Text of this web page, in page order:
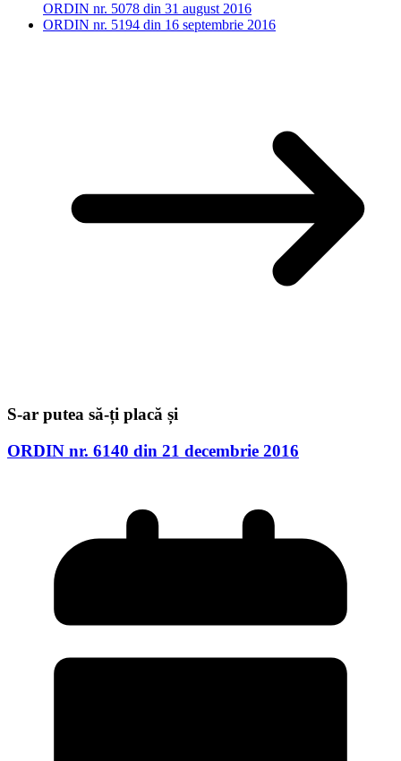
ORDIN nr. 5078 din 31 august 2016
ORDIN nr. 5194 din 16 septembrie 2016
S-ar putea să-ți placă și
ORDIN nr. 6140 din 21 decembrie 2016